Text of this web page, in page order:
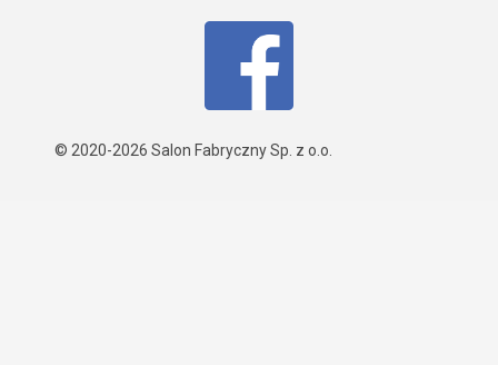
© 2020-2026 Salon Fabryczny Sp. z o.o.